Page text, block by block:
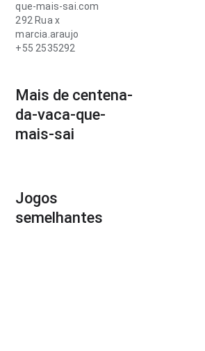
que-mais-sai.com
292 Rua x
marcia.araujo
+55 2535292
Mais de centena-
da-vaca-que-
mais-sai
Jogos
semelhantes